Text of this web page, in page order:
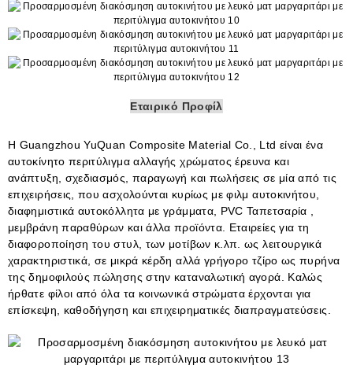
Εταιρικό Προφίλ
Η Guangzhou YuQuan Composite Material Co., Ltd είναι ένα
αυτοκίνητο περιτύλιγμα αλλαγής χρώματοςέρευνα και
ανάπτυξη, σχεδιασμός, παραγωγή και πωλήσεις σε μία από τις
επιχειρήσεις, που ασχολούνται κυρίως με φιλμ αυτοκινήτου,
διαφημιστικά αυτοκόλλητα με γράμματα, PVCΤαπετσαρία
μεμβράνη παραθύρων και άλλα προϊόντα. Εταιρείες για τη
διαφοροποίηση του στυλ, των μοτίβων κ.λπ. ως λειτουργικά
χαρακτηριστικά, σε μικρά κέρδη αλλά γρήγορο τζίρο ως πυρήνα
της δημοφιλούς πώλησης στην καταναλωτική αγορά. Καλώς
ήρθατε φίλοι από όλα τα κοινωνικά στρώματα έρχονται για
επίσκεψη, καθοδήγηση και επιχειρηματικές διαπραγματεύσεις.